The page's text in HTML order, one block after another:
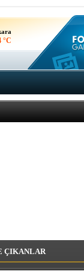
°C
°C
ÇIKANLAR